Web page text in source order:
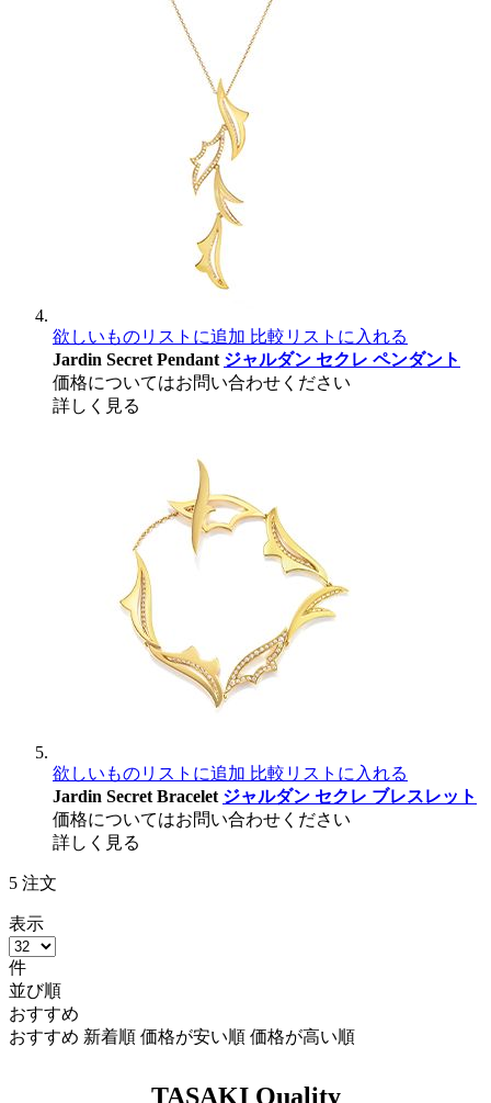
欲しいものリストに追加 比較リストに入れる
Jardin Secret Pendant ジャルダン セクレ ペンダント
価格についてはお問い合わせください
詳しく見る
欲しいものリストに追加 比較リストに入れる
Jardin Secret Bracelet ジャルダン セクレ ブレスレット
価格についてはお問い合わせください
詳しく見る
5 注文
表示
件
並び順
おすすめ
おすすめ 新着順 価格が安い順 価格が高い順
TASAKI Quality